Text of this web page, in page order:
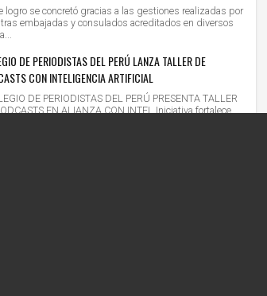
logro se concretó gracias a las gestiones realizadas por
embajadas y consulados acreditados en diversos
DE PERIODISTAS DEL PERÚ LANZA TALLER DE
CON INTELIGENCIA ARTIFICIAL
DE PERIODISTAS DEL PERÚ PRESENTA TALLER
EN ALIANZA CON INTEL Iniciativa fortalece